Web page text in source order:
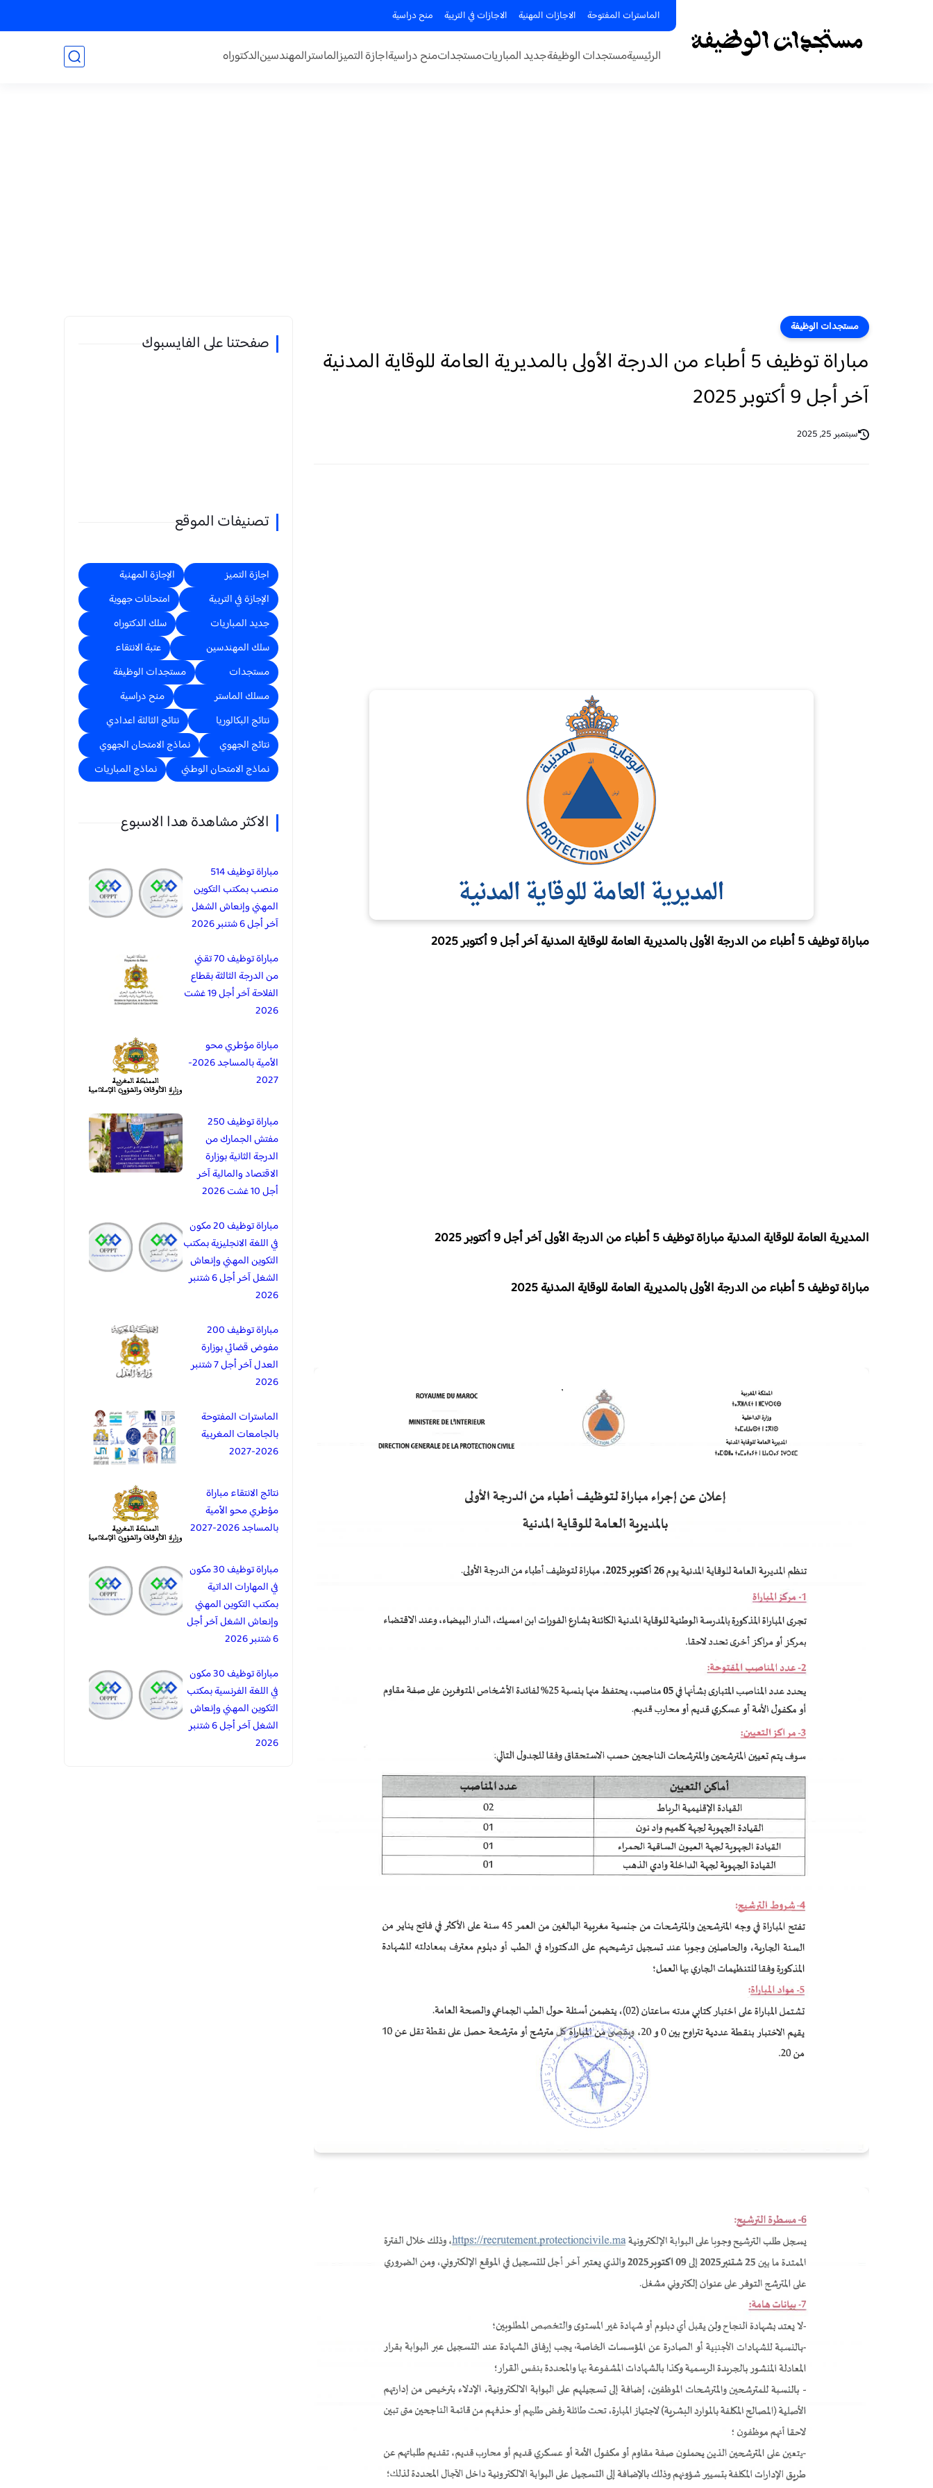
الماسترات المفتوحة الاجازات المهنية الاجازات في التربية منح دراسية
الرئيسيةمستجدات الوظيفةجديد المبارياتمستجداتمنح دراسيةاجازة التميزالماسترالمهندسينالدكتوراه
مستجدات الوظيفة
مباراة توظيف 5 أطباء من الدرجة الأولى بالمديرية العامة للوقاية المدنية
آخر أجل 9 أكتوبر 2025
سبتمبر 25, 2025
مباراة توظيف 5 أطباء من الدرجة الأولى بالمديرية العامة للوقاية المدنية آخر أجل 9 أكتوبر 2025
المديرية العامة للوقاية المدنية مباراة توظيف 5 أطباء من الدرجة الأولى آخر أجل 9 أكتوبر 2025
مباراة توظيف 5 أطباء من الدرجة الأولى بالمديرية العامة للوقاية المدنية 2025
صفحتنا على الفايسبوك
تصنيفات الموقع
اجازة التميز
الإجازة المهنية
الإجازة في التربية
امتحانات جهوية
جديد المباريات
سلك الدكتوراه
سلك المهندسين
عتبة الانتقاء
مستجدات
مستجدات الوظيفة
مسلك الماستر
منح دراسية
نتائج البكالوريا
نتائج الثالثة اعدادي
نتائج الجهوي
نماذج الامتحان الجهوي
نماذج الامتحان الوطني
نماذج المباريات
الاكثر مشاهدة هدا الاسبوع
مباراة توظيف 514
منصب بمكتب التكوين
المهني وإنعاش الشغل
آخر أجل 6 شتنبر 2026
مباراة توظيف 70 تقني
من الدرجة الثالثة بقطاع
الفلاحة آخر أجل 19 غشت
2026
مباراة مؤطري محو
الأمية بالمساجد 2026-
2027
مباراة توظيف 250
مفتش الجمارك من
الدرجة الثانية بوزارة
الاقتصاد والمالية آخر
أجل 10 غشت 2026
مباراة توظيف 20 مكون
في اللغة الانجليزية بمكتب
التكوين المهني وإنعاش
الشغل آخر أجل 6 شتنبر
2026
مباراة توظيف 200
مفوض قضائي بوزارة
العدل آخر أجل 7 شتنبر
2026
الماسترات المفتوحة
بالجامعات المغربية
2026-2027
نتائج الانتقاء مباراة
مؤطري محو الأمية
بالمساجد 2026-2027
مباراة توظيف 30 مكون
في المهارات الداتية
بمكتب التكوين المهني
وإنعاش الشغل آخر أجل
6 شتنبر 2026
مباراة توظيف 30 مكون
في اللغة الفرنسية بمكتب
التكوين المهني وإنعاش
الشغل آخر أجل 6 شتنبر
2026